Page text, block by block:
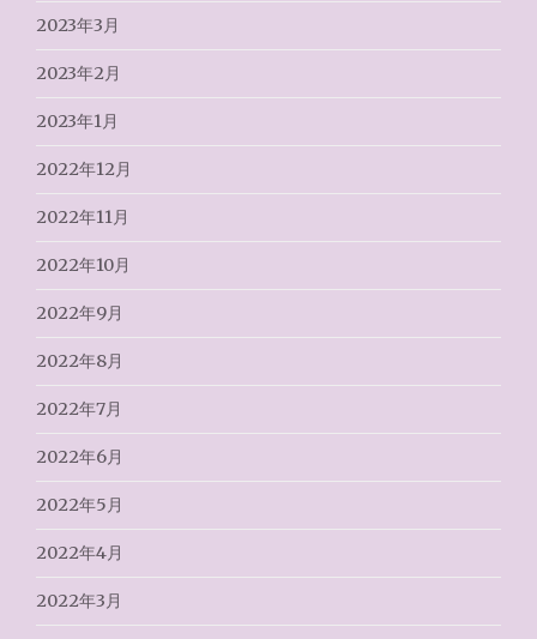
2023年3月
2023年2月
2023年1月
2022年12月
2022年11月
2022年10月
2022年9月
2022年8月
2022年7月
2022年6月
2022年5月
2022年4月
2022年3月